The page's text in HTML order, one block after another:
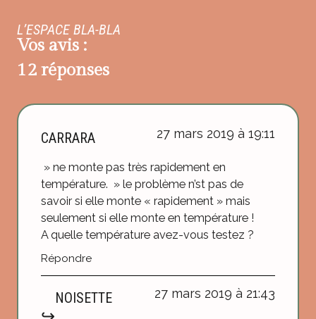
L’ESPACE BLA-BLA
Vos avis :
12 réponses
CARRARA 27 mars 2019 à 19:11
» ne monte pas très rapidement en
température. » le problème n’st pas de
savoir si elle monte « rapidement » mais
seulement si elle monte en température !
A quelle température avez-vous testez ?
Répondre
NOISETTE 27 mars 2019 à 21:43